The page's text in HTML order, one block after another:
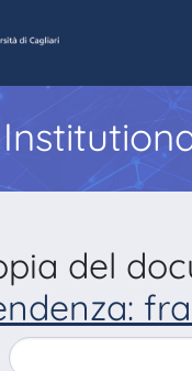
del